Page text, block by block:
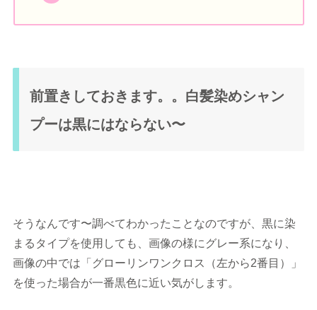
前置きしておきます。。白髪染めシャン
プーは黒にはならない〜
そうなんです〜調べてわかったことなのですが、黒に染
まるタイプを使用しても、画像の様にグレー系になり、
画像の中では「グローリンワンクロス（左から2番目）」
を使った場合が一番黒色に近い気がします。